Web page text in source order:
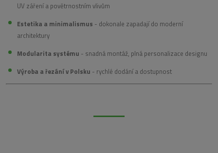
UV záření a povětrnostním vlivům
Estetika a minimalismus - dokonale zapadají do moderní
architektury
Modularita systému - snadná montáž, plná personalizace designu
Výroba a řezání v Polsku - rychlé dodání a dostupnost